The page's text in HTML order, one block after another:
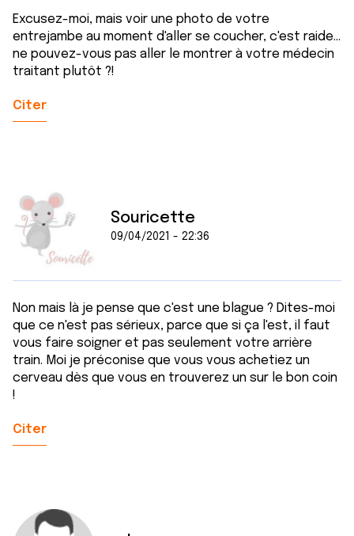
Excusez-moi, mais voir une photo de votre
entrejambe au moment d'aller se coucher, c'est raide...
ne pouvez-vous pas aller le montrer à votre médecin
traitant plutôt ?!
Citer
Souricette
09/04/2021 - 22:36
Non mais là je pense que c'est une blague ? Dites-moi
que ce n'est pas sérieux, parce que si ça l'est, il faut
vous faire soigner et pas seulement votre arrière
train. Moi je préconise que vous vous achetiez un
cerveau dès que vous en trouverez un sur le bon coin
!
Citer